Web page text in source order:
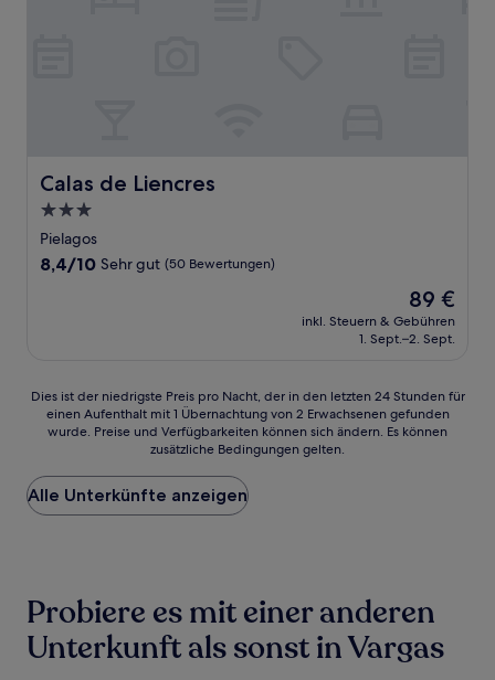
Calas de Liencres
Calas de Liencres
3.0-
Sterne-
Unterkunft
Pielagos
8.4
8,4/10 Sehr gut (50 Bewertungen)
Der
Preis
beträgt
89 €
inkl. Steuern & Gebühren
1. Sept.–2. Sept.
Dies
der
Preis
pro
Nacht,
24 Stunden
für
einen
Dies ist der niedrigste Preis pro Nacht, der in den letzten 24 Stunden für
einen Aufenthalt mit 1 Übernachtung von 2 Erwachsenen gefunden
wurde. Preise und Verfügbarkeiten können sich ändern. Es können
zusätzliche Bedingungen gelten.
Alle Unterkünfte anzeigen
Probiere es mit einer anderen
Unterkunft als sonst in Vargas